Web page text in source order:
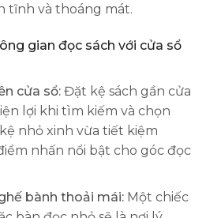
tĩnh và thoáng mát.
gian đọc sách với cửa sổ
cửa sổ:Đặt kệ sách gần cửa
lợi khi tìm kiếm và chọn
nhỏ xinh vừa tiết kiệm
nhấn nổi bật cho góc đọc
bành thoải mái:Một chiếc